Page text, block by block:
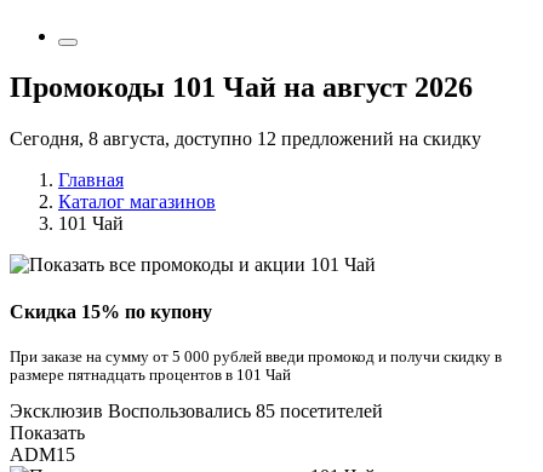
Промокоды 101 Чай на август 2026
Сегодня, 8 августа, доступно 12 предложений на скидку
Главная
Каталог магазинов
101 Чай
Скидка 15% по купону
При заказе на сумму от 5 000 рублей введи промокод и получи скидку в
размере пятнадцать процентов в 101 Чай
Эксклюзив Воспользовались 85 посетителей
Показать
ADM15